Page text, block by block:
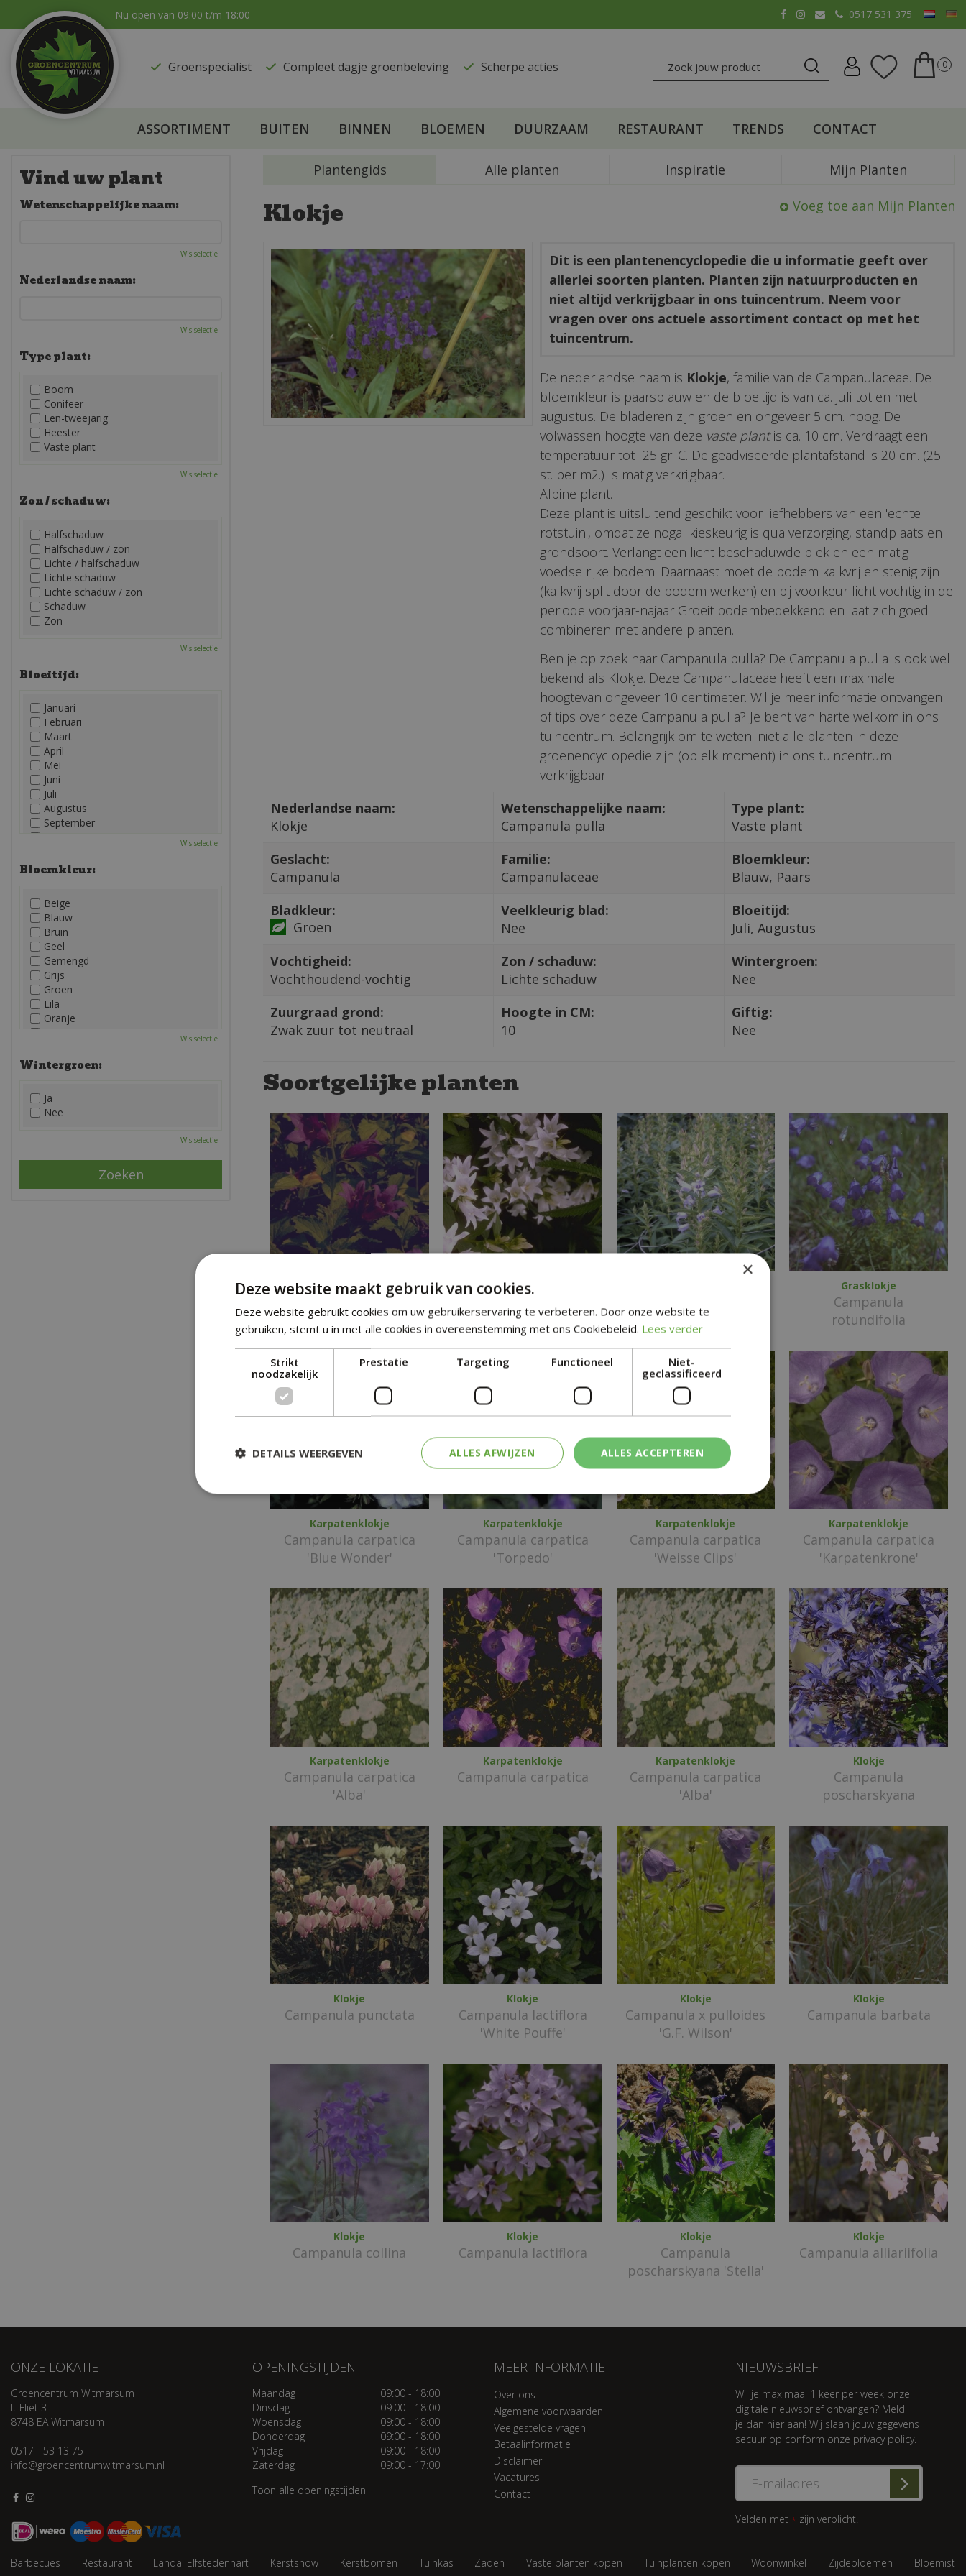
naar
content
Nu open van 09:00 t/m 18:00 0517 531 375
Groenspecialist ​Compleet dagje groenbeleving ​Scherpe acties
ASSORTIMENT BUITEN BINNEN BLOEMEN DUURZAAM RESTAURANT TRENDS CONTACT
Plantengids Alle planten Inspiratie Mijn Planten
Klokje Voeg toe aan Mijn Planten
Dit is een plantenencyclopedie die u informatie geeft over
allerlei soorten planten. Planten zijn natuurproducten en
niet altijd verkrijgbaar in ons tuincentrum. Neem voor
vragen over ons actuele assortiment contact op met het
tuincentrum.
De nederlandse naam is Klokje, familie van de Campanulaceae. De
bloemkleur is paarsblauw en de bloeitijd is van ca. juli tot en met
augustus. De bladeren zijn groen en ongeveer 5 cm. hoog. De
volwassen hoogte van deze vaste plantis ca. 10 cm. Verdraagt een
temperatuur tot -25 gr. C. De geadviseerde plantafstand is 20 cm. (25
st. per m2.) Is matig verkrijgbaar.
Alpine plant.
Deze plant is uitsluitend geschikt voor liefhebbers van een 'echte
rotstuin', omdat ze nogal kieskeurig is qua verzorging, standplaats en
grondsoort. Verlangt een licht beschaduwde plek en een matig
voedselrijke bodem. Daarnaast moet de bodem kalkvrij en stenig zijn
(kalkvrij split door de bodem werken) en bij voorkeur licht vochtig in de
periode voorjaar-najaar Groeit bodembedekkend en laat zich goed
combineren met andere planten.
Ben je op zoek naar Campanula pulla? De Campanula pulla is ook wel
bekend als Klokje. Deze Campanulaceae heeft een maximale
hoogtevan ongeveer 10 centimeter. Wil je meer informatie ontvangen
of tips over deze Campanula pulla? Je bent van harte welkom in ons
tuincentrum. Belangrijk om te weten: niet alle planten in deze
groenencyclopedie zijn (op elk moment) in ons tuincentrum
verkrijgbaar.
Nederlandse naam:
Klokje
Wetenschappelijke naam:
Campanula pulla
Type plant:
Vaste plant
Geslacht:
Campanula
Familie:
Campanulaceae
Bloemkleur:
Blauw, Paars
Bladkleur:
Groen
Veelkleurig blad:
Nee
Bloeitijd:
Juli, Augustus
Vochtigheid:
Vochthoudend-vochtig
Zon / schaduw:
Lichte schaduw
Wintergroen:
Nee
Zuurgraad grond:
Zwak zuur tot neutraal
Hoogte in CM:
10
Giftig:
Nee
Soortgelijke planten
Breed klokje
Campanula latifolia
var. macrantha
Breed klokje
'Alba'
'Gloaming'
Grasklokje
Campanula
rotundifolia
Karpatenklokje
Campanula carpatica
'Blue Wonder'
Karpatenklokje
Campanula carpatica
'Torpedo'
Karpatenklokje
Campanula carpatica
'Weisse Clips'
Karpatenklokje
Campanula carpatica
'Karpatenkrone'
Karpatenklokje
Campanula carpatica
'Alba'
Karpatenklokje
Campanula carpatica
Karpatenklokje
Campanula carpatica
'Alba'
Klokje
Campanula
poscharskyana
Klokje
Campanula punctata
Klokje
Campanula lactiflora
'White Pouffe'
Klokje
Campanula x pulloides
'G.F. Wilson'
Klokje
Campanula barbata
Klokje
Campanula collina
Klokje
Campanula lactiflora
Klokje
Campanula
poscharskyana 'Stella'
Klokje
Campanula alliariifolia
Vind uw plant
Wetenschappelijke naam:
Wis selectie
Nederlandse naam:
Wis selectie
Type plant:
Boom
Conifeer
Een-tweejarig
Heester
Vaste plant
Wis selectie
Zon / schaduw:
Halfschaduw
Halfschaduw / zon
Lichte / halfschaduw
Lichte schaduw
Lichte schaduw / zon
Schaduw
Zon
Wis selectie
Bloeitijd:
Januari
Februari
Maart
April
Mei
Juni
Juli
Augustus
September
December
Wis selectie
Bloemkleur:
Beige
Blauw
Bruin
Geel
Gemengd
Grijs
Groen
Lila
Oranje
Roze
Wis selectie
Wintergroen:
Ja
Nee
Wis selectie
ONZE LOKATIE
Groencentrum Witmarsum
It Fliet 3
8748 EA Witmarsum
0517 - 53 13 75
info@groencentrumwitmarsum.nl
OPENINGSTIJDEN
Maandag
09:00 - 18:00
Dinsdag
09:00 - 18:00
Woensdag
09:00 - 18:00
Donderdag
09:00 - 18:00
Vrijdag
09:00 - 18:00
Zaterdag
09:00 - 17:00
Toon alle openingstijden
MEER INFORMATIE
Over ons
Algemene voorwaarden
Veelgestelde vragen
Betaalinformatie
Disclaimer
Vacatures
Contact
NIEUWSBRIEF
Wil je maximaal 1 keer per week onze
digitale nieuwsbrief ontvangen? Meld
je dan hier aan! Wij slaan jouw gegevens
secuur op conform onze privacy policy.
Velden met * zijn verplicht.
Barbecues Restaurant Landal Elfstedenhart Kerstshow Kerstbomen Tuinkas Zaden Vaste planten kopen Tuinplanten kopen Woonwinkel Zijdebloemen Bloemist
×
Deze website maakt gebruik van cookies.
Deze website gebruikt cookies om uw gebruikerservaring te verbeteren. Door onze website te
gebruiken, stemt u in met alle cookies in overeenstemming met ons Cookiebeleid. Lees verder
Strikt
noodzakelijk
Prestatie Targeting Functioneel
Niet-
geclassificeerd
ALLES ACCEPTEREN
ALLES AFWIJZEN
DETAILS WEERGEVEN